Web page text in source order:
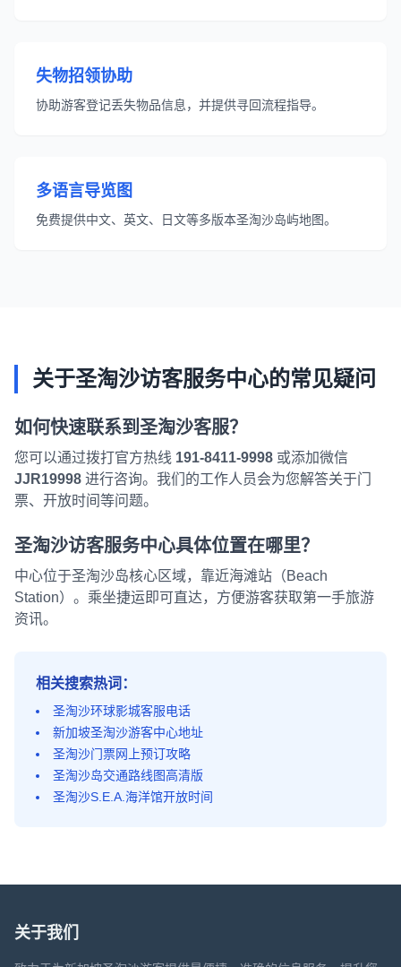
失物招领协助
协助游客登记丢失物品信息，并提供寻回流程指导。
多语言导览图
免费提供中文、英文、日文等多版本圣淘沙岛屿地图。
关于圣淘沙访客服务中心的常见疑问
如何快速联系到圣淘沙客服？
您可以通过拨打官方热线 191-8411-9998 或添加微信
JJR19998 进行咨询。我们的工作人员会为您解答关于门
票、开放时间等问题。
圣淘沙访客服务中心具体位置在哪里？
中心位于圣淘沙岛核心区域，靠近海滩站（Beach
Station）。乘坐捷运即可直达，方便游客获取第一手旅游
资讯。
相关搜索热词：
圣淘沙环球影城客服电话
新加坡圣淘沙游客中心地址
圣淘沙门票网上预订攻略
圣淘沙岛交通路线图高清版
圣淘沙S.E.A.海洋馆开放时间
关于我们